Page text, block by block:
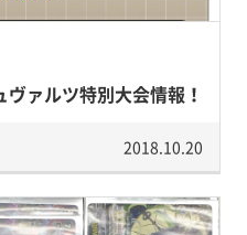
ヴァルツ特別大会情報！
2018.10.20